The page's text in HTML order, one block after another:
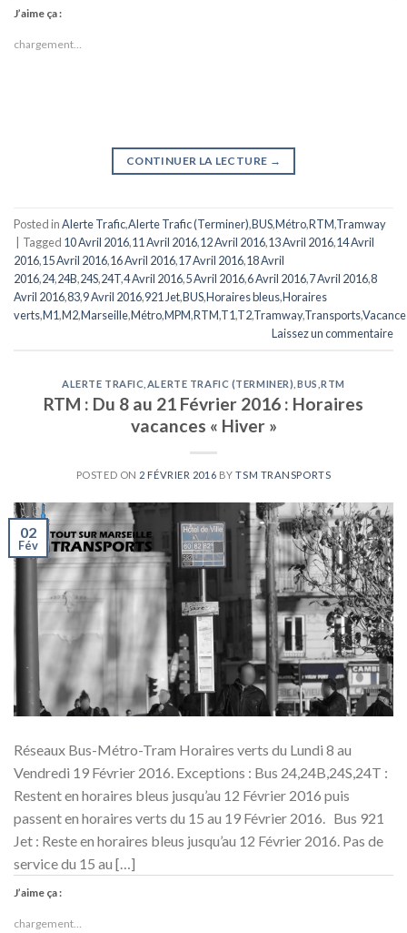
J’aime ça :
chargement…
CONTINUER LA LECTURE →
Posted inAlerte Trafic,Alerte Trafic (Terminer),BUS,Métro,RTM,Tramway
Tagged 10 Avril 2016,11 Avril 2016,12 Avril 2016,13 Avril 2016,14 Avril
2016,15 Avril 2016,16 Avril 2016,17 Avril 2016,18 Avril
2016,24,24B,24S,24T,4 Avril 2016,5 Avril 2016,6 Avril 2016,7 Avril 2016,8
Avril 2016,83,9 Avril 2016,921 Jet,BUS,Horaires bleus,Horaires
verts,M1,M2,Marseille,Métro,MPM,RTM,T1,T2,Tramway,Transports,
Laissez un commentaire
ALERTE TRAFIC ALERTE TRAFIC (TERMINER) BUS ,RTM
RTM : Du 8 au 21 Février 2016 : Horaires
vacances « Hiver »
POSTED ON 2 FÉVRIER 2016 BYTSM TRANSPORTS
02
Fév
Réseaux Bus-Métro-Tram Horaires verts du Lundi 8 au
Vendredi 19 Février 2016. Exceptions : Bus 24,24B,24S,24T :
Restent en horaires bleus jusqu’au 12 Février 2016 puis
passent en horaires verts du 15 au 19 Février 2016. Bus 921
Jet : Reste en horaires bleus jusqu’au 12 Février 2016. Pas de
service du 15 au […]
J’aime ça :
chargement…